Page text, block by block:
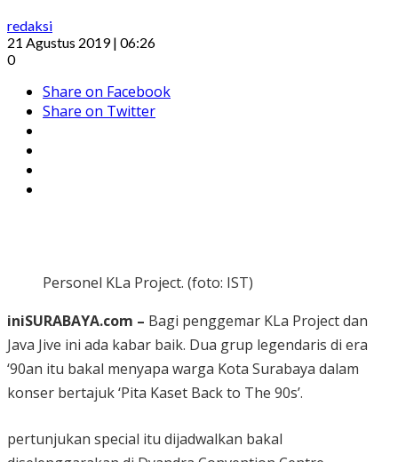
redaksi
21 Agustus 2019 | 06:26
0
Share on Facebook
Share on Twitter
Personel KLa Project. (foto: IST)
iniSURABAYA.com – Bagi penggemar KLa Project dan
Java Jive ini ada kabar baik. Dua grup legendaris di era
‘90an itu bakal menyapa warga Kota Surabaya dalam
konser bertajuk ‘Pita Kaset Back to The 90s’.
pertunjukan special itu dijadwalkan bakal